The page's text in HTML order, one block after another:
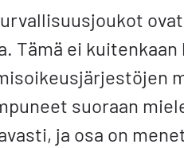
Tämä ei kuitenkaan
suoraan
ja osa on